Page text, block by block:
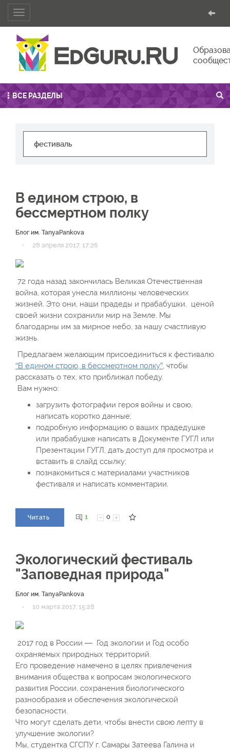
Toggle
navigation
ВСЕ РАЗДЕЛЫ
В едином строю, в
бессмертном полку
Блог им. TanyaPankova
· 28 апреля 2017, 17:26
72 года назад закончилась Великая Отечественная
война, которая унесла миллионы человеческих
жизней. Это они, наши прадеды и прабабушки, ценой
своей жизни сохранили мир на Земле. Мы
благодарны им за мирное небо, за нашу счастливую
жизнь.
Предлагаем желающим присоединиться к фестивалю
“В едином строю, в бессмертном полку”, чтобы
рассказать о тех, кто приближал победу.
Вам нужно:
загрузить фотографии героя войны и свою,
написать коротко данные;
подробную информацию о ваших прадедушке
или прабабушке написать в Документе ГУГЛ или
Презентации ГУГЛ, дать доступ для просмотра и
вставить в слайд ссылку;
познакомиться с материалами участников
фестиваля и написать комментарии.
Читать 1 0
Экологический фестиваль
"Заповедная природа"
Блог им. TanyaPankova
· 10 марта 2017, 15:28
2017 год в России — Год экологии и Год особо
охраняемых природных территорий.
Его проведение намечено в целях привлечения
внимания общества к вопросам экологического
развития России, сохранения биологического
разнообразия и обеспечения экологической
безопасности.
Что могут сделать дети, чтобы внести свою лепту в
улучшение экологии?
Мы, студентка СГСПУ г. Самары Затеева Галина и